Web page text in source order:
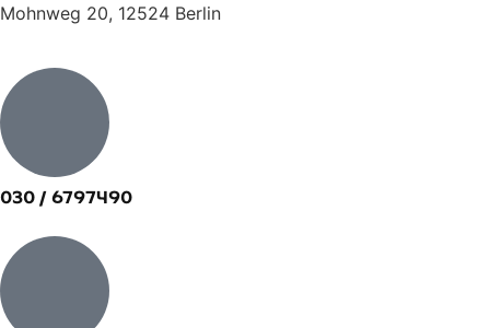
Mohnweg 20, 12524 Berlin
030 / 6797490